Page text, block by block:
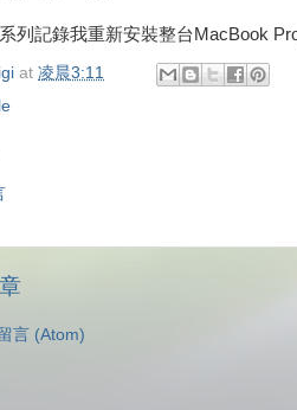
列記錄我重新安裝整台MacBook
at 凌晨3:11
言 (Atom)